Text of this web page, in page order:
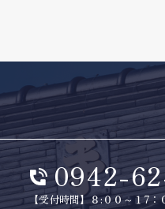
0942-
【受付時間】８:００～１7：